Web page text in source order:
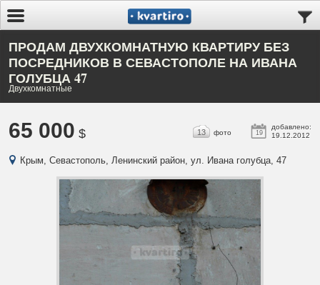
ПРОДАМ ДВУХКОМНАТНУЮ КВАРТИРУ БЕЗ
ПОСРЕДНИКОВ В СЕВАСТОПОЛЕ НА ИВАНА
ГОЛУБЦА 47
Двухкомнатные
65 000 $ 19
добавлено:
19.12.2012
13 фото
Крым, Севастополь, Ленинский район, ул. Ивана голубца, 47